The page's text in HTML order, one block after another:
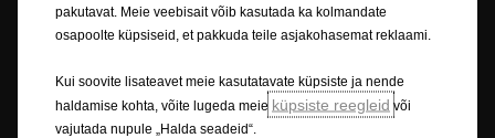
Küsi hinnapakkumist Hinnakirjad
pakutavat. Meie veebisait võib kasutada ka kolmandate
osapoolte küpsiseid, et pakkuda teile asjakohasemat reklaami.
Kui soovite lisateavet meie kasutatavate küpsiste ja nende
haldamise kohta, võite lugeda meie küpsiste reegleid või
vajutada nupule „Halda seadeid“.